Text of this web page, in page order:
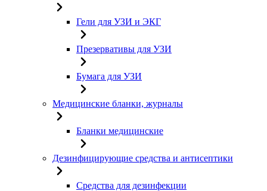
Гели для УЗИ и ЭКГ
Презервативы для УЗИ
Бумага для УЗИ
Медицинские бланки, журналы
Бланки медицинские
Дезинфицирующие средства и антисептики
Средства для дезинфекции